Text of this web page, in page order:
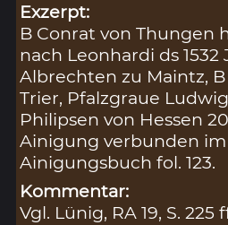
Exzerpt:
B Conrat von Thungen
nach Leonhardi ds 1532
Albrechten zu Maintz,
Trier, Pfalzgraue
Philipsen von Hessen
Ainigung verbunden
Ainigungsbuch fol. 123.
Kommentar:
Vgl. Lünig, RA 19, S. 225